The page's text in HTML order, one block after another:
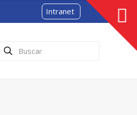
Intranet